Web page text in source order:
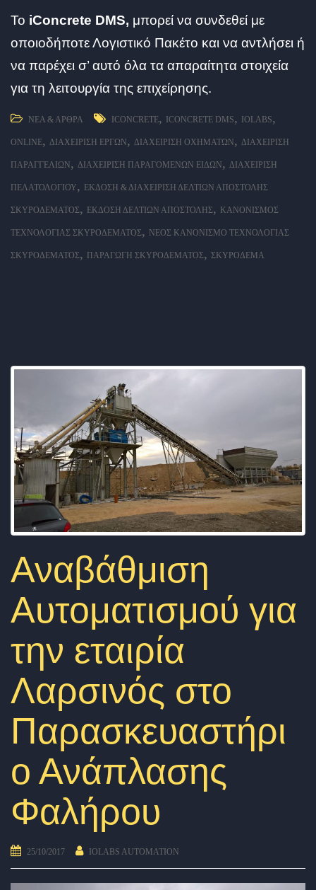
To iConcrete DMS, μπορεί να συνδεθεί με
οποιοδήποτε Λογιστικό Πακέτο και να αντλήσει ή
να παρέχει σ’ αυτό όλα τα απαραίτητα στοιχεία
για τη λειτουργία της επιχείρησης.
ΝΈΑ & ΆΡΘΡΑ ICONCRETE, ICONCRETE DMS, IOLABS,
ONLINE, ΔΙΑΧΕΊΡΙΣΗ ΈΡΓΩΝ , ΔΙΑΧΕΊΡΙΣΗ ΟΧΗΜΆΤΩΝ , ΔΙΑΧΕΊΡΙΣΗ
ΠΑΡΑΓΓΕΛΙΏΝ , ΔΙΑΧΕΊΡΙΣΗ ΠΑΡΑΓΌΜΕΝΩΝ ΕΙΔΏΝ , ΔΙΑΧΕΊΡΙΣΗ
ΠΕΛΑΤΟΛΟΓΊΟΥ, ΈΚΔΟΣΗ & ΔΙΑΧΕΊΡΙΣΗ ΔΕΛΤΊΩΝ ΑΠΟΣΤΟΛΉΣ
ΣΚΥΡΟΔΈΜΑΤΟΣ, ΈΚΔΟΣΗ ΔΕΛΤΊΩΝ ΑΠΟΣΤΟΛΉΣ, ΚΑΝΟΝΙΣΜΌΣ
ΤΕΧΝΟΛΟΓΊΑΣ ΣΚΥΡΟΔΈΜΑΤΟΣ, ΝΈΟΣ ΚΑΝΟΝΙΣΜΌ ΤΕΧΝΟΛΟΓΊΑΣ
ΣΚΥΡΟΔΈΜΑΤΟΣ, ΠΑΡΑΓΩΓΉ ΣΚΥΡΟΔΈΜΑΤΟΣ, ΣΚΥΡΌΔΕΜΑ
Αναβάθμιση
Αυτοματισμού για
την εταιρία
Λαρσινός στο
Παρασκευαστήρι
ο Ανάπλασης
Φαλήρου
25/10/2017 IOLABS AUTOMATION